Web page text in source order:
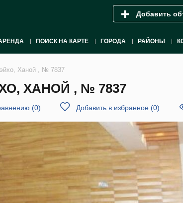
Добавить
ПОИСК НА КАРТЕ ГОРОДА РАЙОНЫ
Ханой , № 7837
ХАНОЙ , № 7837
(0) Добавить в избранное (0)